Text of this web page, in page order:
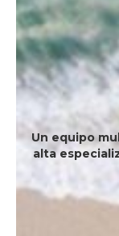
Un equipo
alta